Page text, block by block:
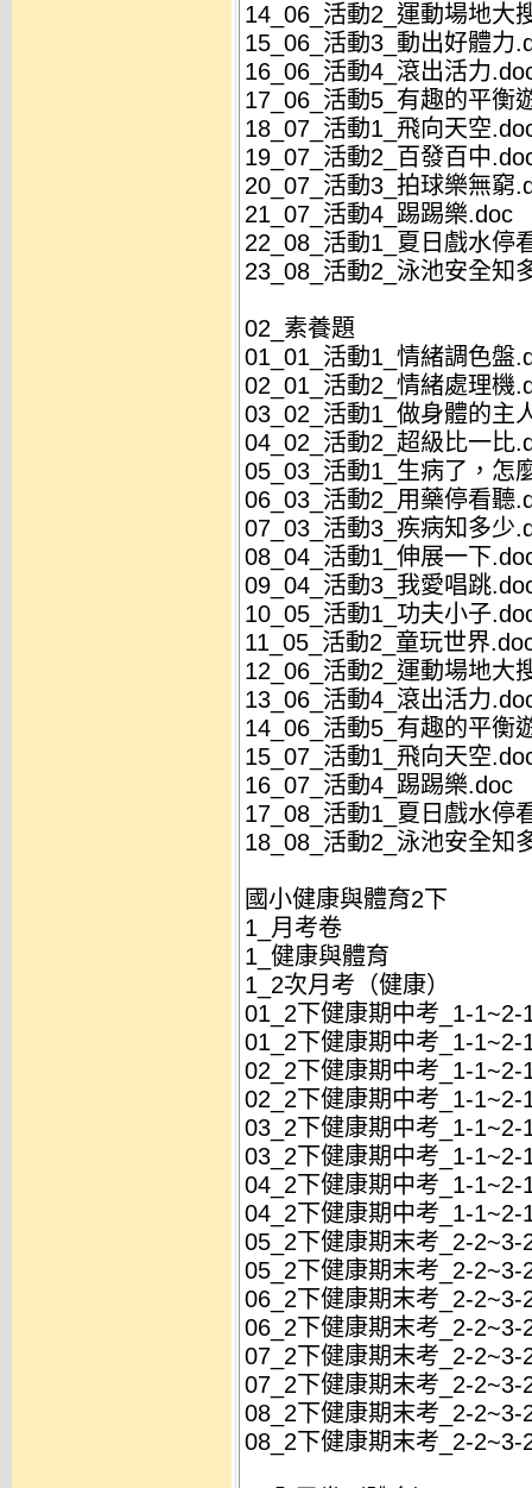
14_06_活動2_運動場地大
15_06_活動3_動出好體力
16_06_活動4_滾出活力
17_06_活動5_有趣的平衡
18_07_活動1_飛向天空
19_07_活動2_百發百中
20_07_活動3_拍球樂無窮
21_07_活動4_踢踢樂.doc
22_08_活動1_夏日戲水停
23_08_活動2_泳池安全知
02_素養題
01_01_活動1_情緒調色盤
02_01_活動2_情緒處理機
03_02_活動1_做身體的主
04_02_活動2_超級比一比
05_03_活動1_生病了，怎
06_03_活動2_用藥停看聽
07_03_活動3_疾病知多少
08_04_活動1_伸展一下
09_04_活動3_我愛唱跳
10_05_活動1_功夫小子
11_05_活動2_童玩世界
12_06_活動2_運動場地大
13_06_活動4_滾出活力
14_06_活動5_有趣的平衡
15_07_活動1_飛向天空
16_07_活動4_踢踢樂.doc
17_08_活動1_夏日戲水停
18_08_活動2_泳池安全知
國小健康與體育2下
1_月考卷
1_健康與體育
1_2次月考（健康）
01_2下健康期中考_1-
01_2下健康期中考_1-
02_2下健康期中考_1-
02_2下健康期中考_1-
03_2下健康期中考_1-
03_2下健康期中考_1-
04_2下健康期中考_1-
04_2下健康期中考_1-
05_2下健康期末考_2-
05_2下健康期末考_2-
06_2下健康期末考_2-
06_2下健康期末考_2-
07_2下健康期末考_2-
07_2下健康期末考_2-
08_2下健康期末考_2-
08_2下健康期末考_2-